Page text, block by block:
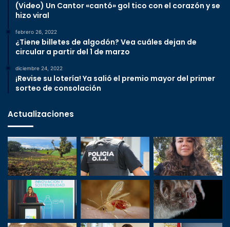
(Video) Un Cantor «cantó» gol tico con el corazón y se
hizo viral
febrero 26, 2022
¿Tiene billetes de algodón? Vea cuáles dejan de
circular a partir del 1 de marzo
diciembre 24, 2022
¡Revise su lotería! Ya salió el premio mayor del primer
sorteo de consolación
Actualizaciones